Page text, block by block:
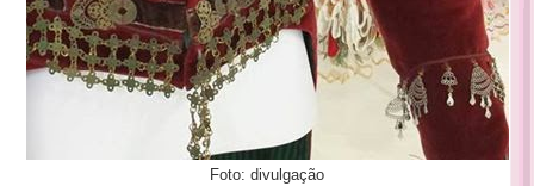
Foto: divulgação